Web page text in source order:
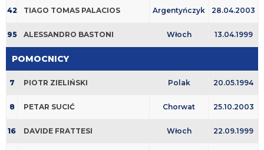
42 TIAGO TOMAS PALACIOS Argentyńczyk 28.04.2003
95 ALESSANDRO BASTONI Włoch 13.04.1999
POMOCNICY
7 PIOTR ZIELIŃSKI Polak 20.05.1994
8 PETAR SUCIĆ Chorwat 25.10.2003
16 DAVIDE FRATTESI Włoch 22.09.1999